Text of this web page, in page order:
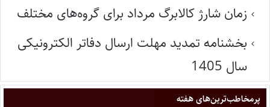
زمان شارژ کالابرگ مرداد برای گروه‌های مختلف
بخشنامه تمدید مهلت ارسال دفاتر الکترونیکی
سال 1405
پر‌مخاطب‌ترین‌های هفته